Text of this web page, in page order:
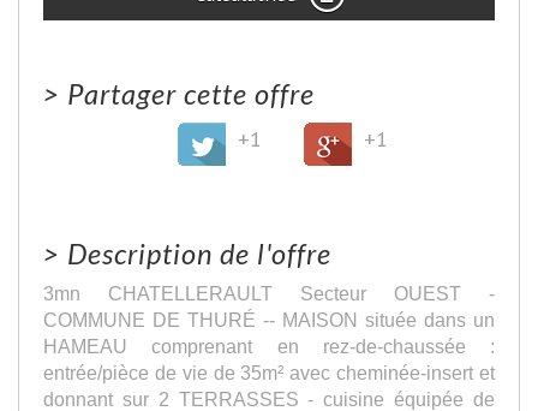
> Partager cette offre
+1 +1
> Description de l'offre
3mn CHATELLERAULT Secteur OUEST -
COMMUNE DE THURÉ -- MAISON située dans un
HAMEAU comprenant en rez-de-chaussée :
entrée/pièce de vie de 35m² avec cheminée-insert et
donnant sur 2 TERRASSES - cuisine équipée de